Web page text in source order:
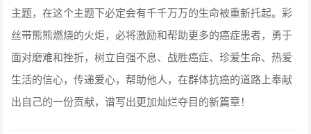
主题，在这个主题下必定会有千千万万的生命被重新托起。彩
丝带熊熊燃烧的火炬，必将激励和帮助更多的癌症患者，勇于
面对磨难和挫折，树立自强不息、战胜癌症、珍爱生命、热爱
生活的信心，传递爱心，帮助他人，在群体抗癌的道路上奉献
出自己的一份贡献，谱写出更加灿烂夺目的新篇章！